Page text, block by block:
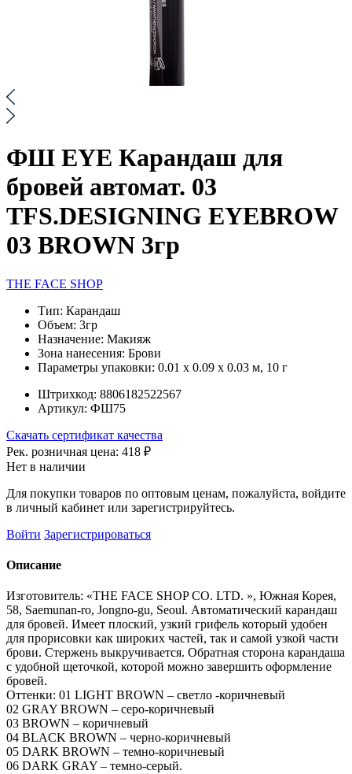
ФШ EYE Карандаш для
бровей автомат. 03
TFS.DESIGNING EYEBROW
03 BROWN 3гр
THE FACE SHOP
Тип: Карандаш
Объем: 3гр
Назначение: Макияж
Зона нанесения: Брови
Параметры упаковки: 0.01 x 0.09 x 0.03 м, 10 г
Штрихкод: 8806182522567
Артикул: ФШ75
Скачать сертификат качества
Рек. розничная цена: 418 ₽
Нет в наличии
Для покупки товаров по оптовым ценам, пожалуйста, войдите
в личный кабинет или зарегистрируйтесь.
Войти Зарегистрироваться
Описание
Изготовитель: «THE FACE SHOP CO. LTD. », Южная Корея,
58, Saemunan-ro, Jongno-gu, Seoul. Автоматический карандаш
для бровей. Имеет плоский, узкий грифель который удобен
для прорисовки как широких частей, так и самой узкой части
брови. Стержень выкручивается. Обратная сторона карандаша
с удобной щеточкой, которой можно завершить оформление
бровей.
Оттенки: 01 LIGHT BROWN – светло -коричневый
02 GRAY BROWN – серо-коричневый
03 BROWN – коричневый
04 BLACK BROWN – черно-коричневый
05 DARK BROWN – темно-коричневый
06 DARK GRAY – темно-серый.